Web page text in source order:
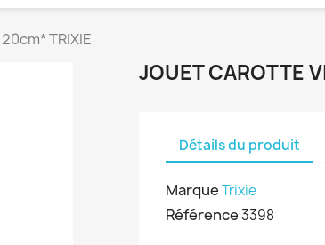
TRIXIE
JOUET CAROTTE
Détails du produit
MarqueTrixie
Référence3398